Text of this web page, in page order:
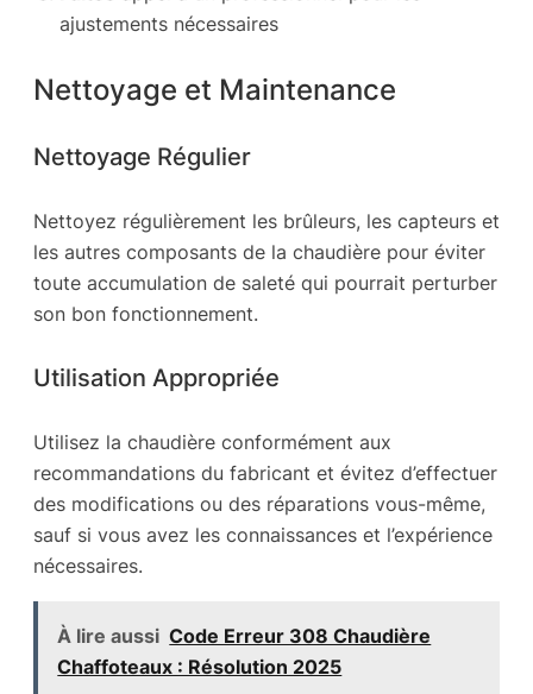
ajustements nécessaires
Nettoyage et Maintenance
Nettoyage Régulier
Nettoyez régulièrement les brûleurs, les capteurs et
les autres composants de la chaudière pour éviter
toute accumulation de saleté qui pourrait perturber
son bon fonctionnement.
Utilisation Appropriée
Utilisez la chaudière conformément aux
recommandations du fabricant et évitez d’effectuer
des modifications ou des réparations vous-même,
sauf si vous avez les connaissances et l’expérience
nécessaires.
À lire aussi Code Erreur 308 Chaudière
Chaffoteaux : Résolution 2025